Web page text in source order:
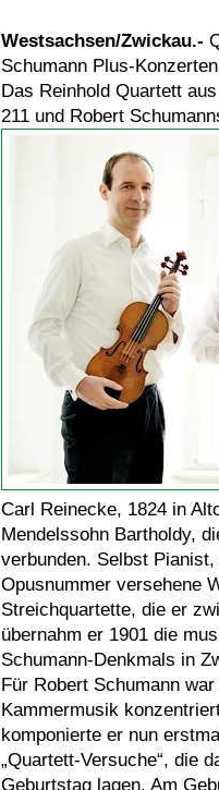
Westsachsen/Zwickau.-
Schumann Plus-
Das Reinhold Quartett
211 und Robert
Carl Reinecke, 1824 in
Mendelssohn Bartholdy,
verbunden. Selbst
Opusnummer versehene
Streichquartette, die er
übernahm er 1901 die
Schumann-Denkmals in
Für Robert Schumann
Kammermusik
komponierte er nun
„Quartett-Versuche“, die
Geburtstag lagen. Am